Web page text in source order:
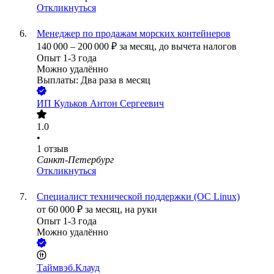
Откликнуться
Менеджер по продажам морских контейнеров
140 000 – 200 000 ₽ за месяц, до вычета налогов
Опыт 1-3 года
Можно удалённо
Выплаты: Два раза в месяц
ИП Кульков Антон Сергеевич
1.0
•
1 отзыв
Санкт-Петербург
Откликнуться
Специалист технической поддержки (ОС Linux)
от 60 000 ₽ за месяц, на руки
Опыт 1-3 года
Можно удалённо
Таймвэб.Клауд